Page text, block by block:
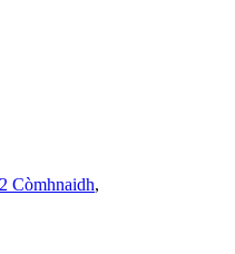
Còmhnaidh,